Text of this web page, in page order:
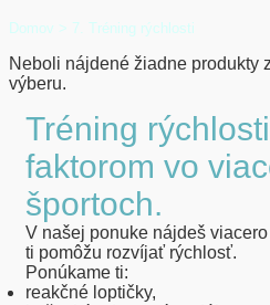
Domov > 7. Tréning rýchlosti
Neboli nájdené žiadne produkty
výberu.
Tréning
faktorom vo
športoch.
V našej ponuke nájdeš
ti pomôžu rozvíjať rýchlosť.
Ponúkame ti:
reakčné loptičky,